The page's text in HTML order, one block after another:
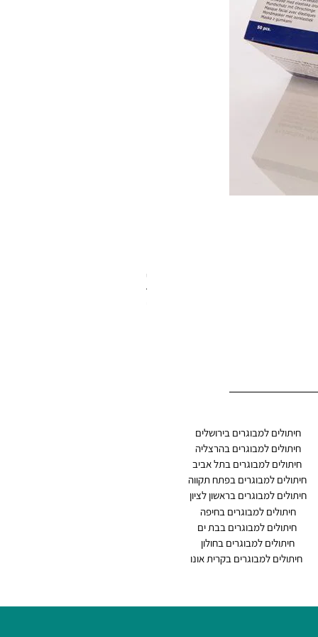
סדיניות חד פעמיות שקמה דיפנד 24
חיתולים למבוגרים בירושלים
חיתולים למבוגרים בהרצליה
חיתולים למבוגרים בתל אביב
חיתולים למבוגרים בפתח תקווה
חיתולים למבוגרים בראשון לציון
חיתולים למבוגרים בחיפה
חיתולים למבוגרים בבת ים
חיתולים למבוגרים בחולון
חיתולים למבוגרים בקרית אונו